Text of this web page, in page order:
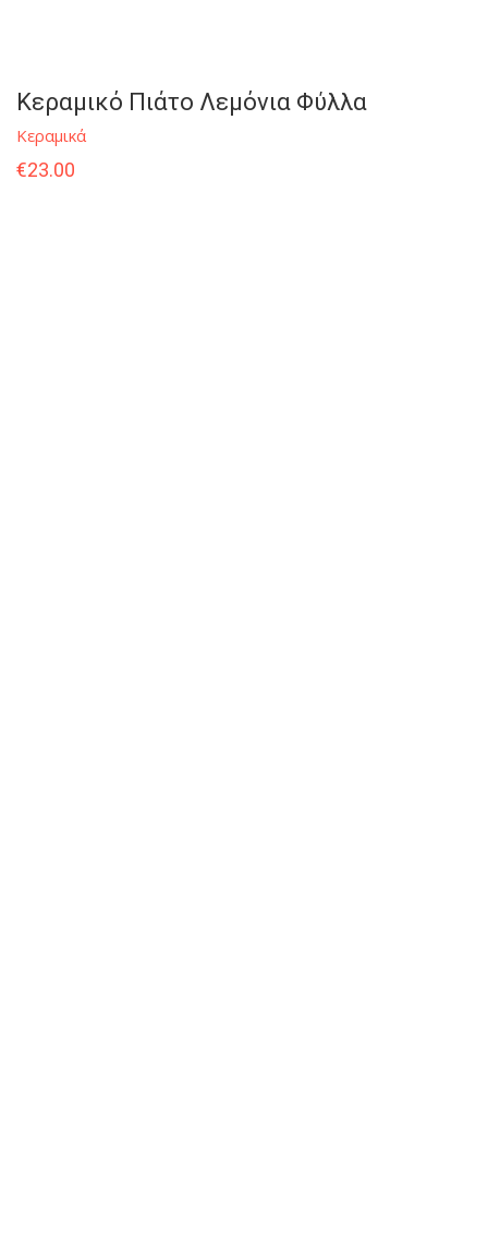
Κεραμικό Πιάτο Λεμόνια Φύλλα
Κεραμικά
€23.00